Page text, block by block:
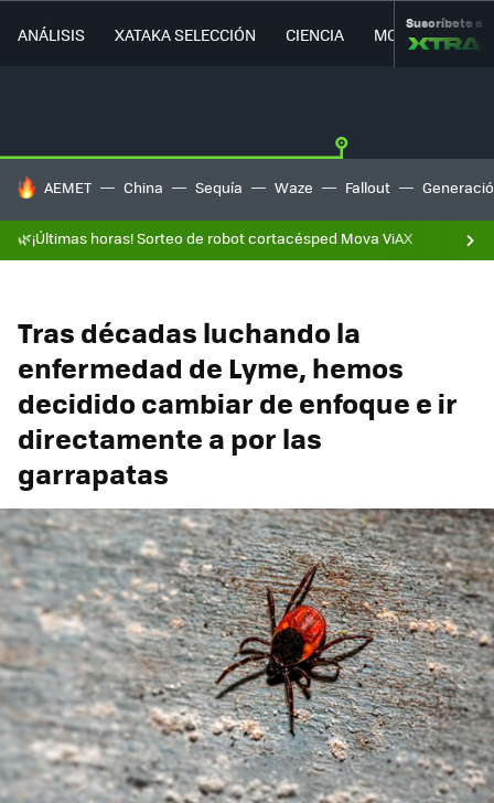
ANÁLISIS XATAKA SELECCIÓN CIENCIA MOVILIDAD
Suscríbete a
HOY SE HABLA DE
AEMET China Sequía Waze Fallout
🌿¡Últimas horas! Sorteo de robot cortacésped Mova ViAX
Tras décadas luchando la
enfermedad de Lyme, hemos
decidido cambiar de enfoque e ir
directamente a por las
garrapatas